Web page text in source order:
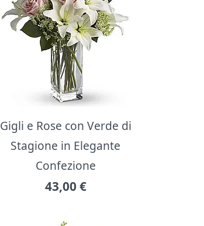
Gigli e Rose con Verde di
Stagione in Elegante
Confezione
43,00 €